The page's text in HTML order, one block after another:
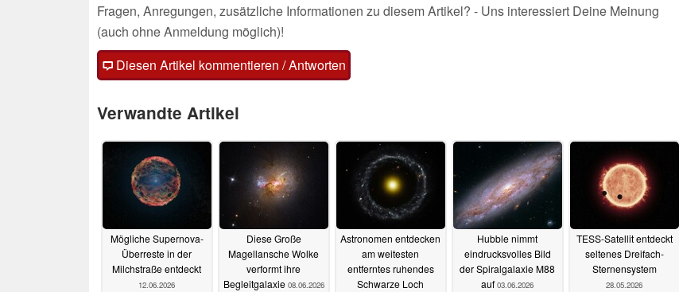
Fragen, Anregungen, zusätzliche Informationen zu diesem Artikel? - Uns interessiert Deine Meinung
(auch ohne Anmeldung möglich)!
Diesen Artikel kommentieren / Antworten
Verwandte Artikel
Mögliche Supernova-
Überreste in der
Milchstraße entdeckt
12.06.2026
Diese Große
Magellansche Wolke
verformt ihre
Begleitgalaxie 08.06.2026
Astronomen entdecken
am weitesten
entferntes ruhendes
Schwarze Loch
Hubble nimmt
eindrucksvolles Bild
der Spiralgalaxie M88
auf 03.06.2026
TESS-Satellit entdeckt
seltenes Dreifach-
Sternensystem
28.05.2026